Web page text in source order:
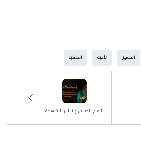
الحسين لأخيه الحنفية
الإمام الحسين ع نبراس الشهادة